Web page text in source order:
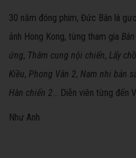
30 năm đóng phim, Đức Bân là
ảnh Hong Kong, từng tham gia
ứng, Thâm cung nội chiến, Lấy
Kiều, Phong Vân 2, Nam nhi bản
Hàn chiến 2... Diễn viên từng đến
Như Anh